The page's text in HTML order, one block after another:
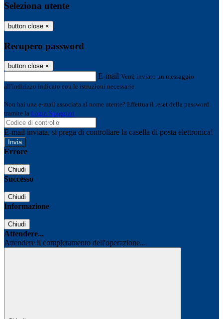
Seleziona utente
button close ×
Recupero password
button close ×
E-mail Verrà inviato un messaggio
all'indirizzo indicato con le istruzioni necessarie.
Non hai una e-mail associata al nome utente? Effettua il reset della password
tramite la Login Spaggiari
E-mail inviata, si prega di controllare la casella di posta elettronica!
Errore
Chiudi
Successo
Chiudi
Informazione
Chiudi
Attendere...
Attendere il completamento dell'operazione...